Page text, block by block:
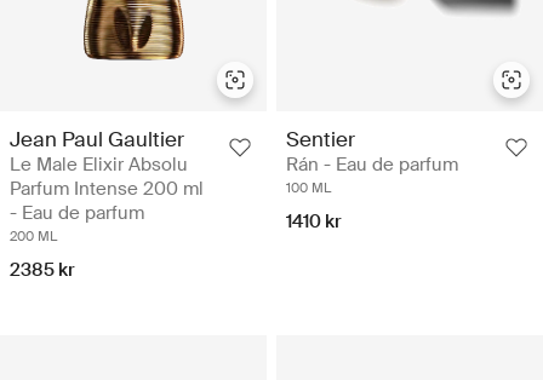
Jean Paul Gaultier
Le Male Elixir Absolu
Parfum Intense 200 ml
- Eau de parfum
200 ML
2385 kr
Sentier
Rán - Eau de parfum
100 ML
1410 kr